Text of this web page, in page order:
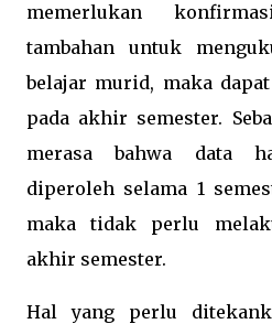
memerlukan
tambahan untuk
belajar murid, maka
pada akhir semester.
merasa bahwa data
diperoleh selama 1
maka tidak perlu
akhir semester.
Hal yang perlu